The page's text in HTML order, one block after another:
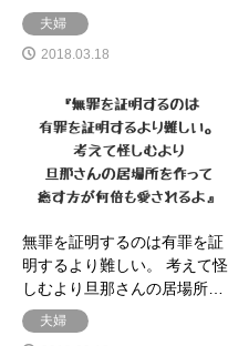
夫婦
2018.03.18
無罪を証明するのは有罪を証
明するより難しい。 考えて怪
しむより旦那さんの居場所…
夫婦